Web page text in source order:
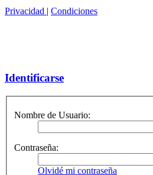
Privacidad | Condiciones
Identificarse
Nombre de Usuario:
Contraseña:
Olvidé mi contraseña